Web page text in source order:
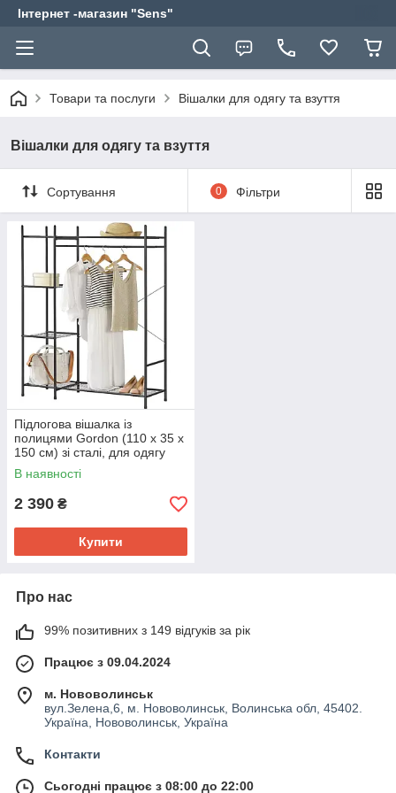
Інтернет -магазин "Sens"
Товари та послуги Вішалки для одягу та взуття
Вішалки для одягу та взуття
Сортування 0 Фільтри
Підлогова вішалка із
полицями Gordon (110 х 35 х
150 см) зі сталі, для одягу
взуття та сумок, Чорний
(Польща)
В наявності
2 390 ₴
Купити
Про нас
99% позитивних з 149 відгуків за рік
Працює з 09.04.2024
м. Нововолинськ
вул.Зелена,6, м. Нововолинськ, Волинська обл, 45402.
Україна, Нововолинськ, Україна
Контакти
Сьогодні працює з 08:00 до 22:00